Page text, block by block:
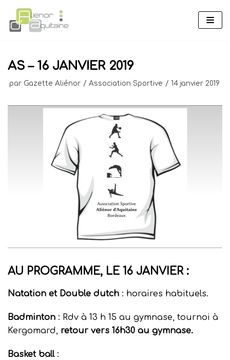
Aller
au
AS – 16 JANVIER 2019
par Gazette Aliénor Association Sportive 14 janvier 2019
AU PROGRAMME, LE 16 JANVIER :
Natation et Double dutch : horaires habituels.
Badminton : Rdv à 13 h 15 au gymnase, tournoi à
Kergomard, retour vers 16h30 au gymnase.
Basket ball :